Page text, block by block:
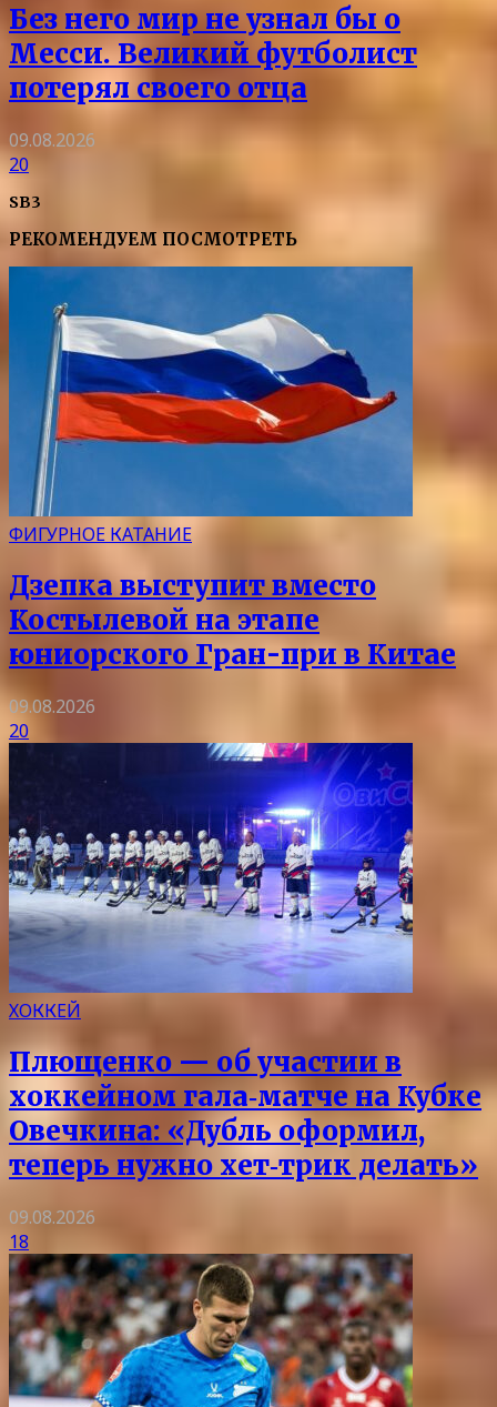
Без него мир не узнал бы о
Месси. Великий футболист
потерял своего отца
09.08.2026
20
SB3
РЕКОМЕНДУЕМ ПОСМОТРЕТЬ
ФИГУРНОЕ КАТАНИЕ
Дзепка выступит вместо
Костылевой на этапе
юниорского Гран-при в Китае
09.08.2026
20
ХОККЕЙ
Плющенко — об участии в
хоккейном гала‑матче на Кубке
Овечкина: «Дубль оформил,
теперь нужно хет‑трик делать»
09.08.2026
18